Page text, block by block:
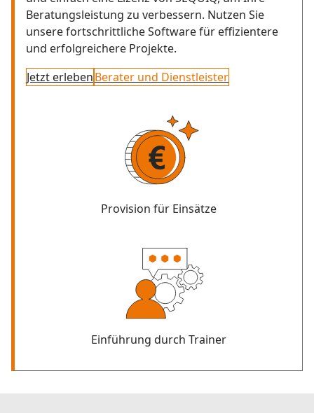
Beratungsleistung zu verbessern. Nutzen Sie
unsere fortschrittliche Software für effizientere
und erfolgreichere Projekte.
Jetzt erlebenBerater und Dienstleister
Provision für Einsätze
Einführung durch Trainer